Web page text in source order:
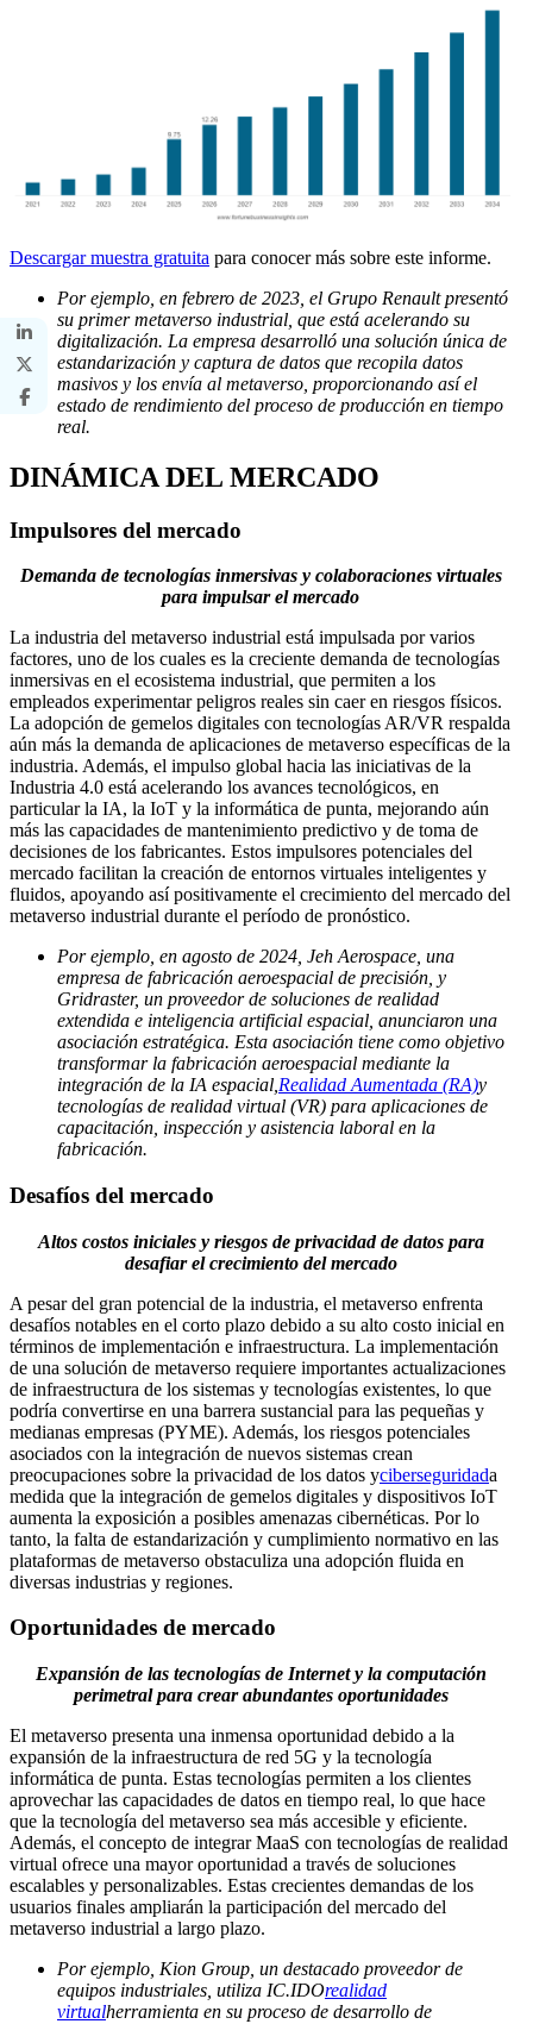
Descargar muestra gratuita para conocer más sobre este informe.
Por ejemplo, en febrero de 2023, el Grupo Renault presentó
su primer metaverso industrial, que está acelerando su
digitalización. La empresa desarrolló una solución única de
estandarización y captura de datos que recopila datos
masivos y los envía al metaverso, proporcionando así el
estado de rendimiento del proceso de producción en tiempo
real.
DINÁMICA DEL MERCADO
Impulsores del mercado
Demanda de tecnologías inmersivas y colaboraciones virtuales
para impulsar el mercado
La industria del metaverso industrial está impulsada por varios
factores, uno de los cuales es la creciente demanda de tecnologías
inmersivas en el ecosistema industrial, que permiten a los
empleados experimentar peligros reales sin caer en riesgos físicos.
La adopción de gemelos digitales con tecnologías AR/VR respalda
aún más la demanda de aplicaciones de metaverso específicas de la
industria. Además, el impulso global hacia las iniciativas de la
Industria 4.0 está acelerando los avances tecnológicos, en
particular la IA, la IoT y la informática de punta, mejorando aún
más las capacidades de mantenimiento predictivo y de toma de
decisiones de los fabricantes. Estos impulsores potenciales del
mercado facilitan la creación de entornos virtuales inteligentes y
fluidos, apoyando así positivamente el crecimiento del mercado del
metaverso industrial durante el período de pronóstico.
Por ejemplo, en agosto de 2024, Jeh Aerospace, una
empresa de fabricación aeroespacial de precisión, y
Gridraster, un proveedor de soluciones de realidad
extendida e inteligencia artificial espacial, anunciaron una
asociación estratégica. Esta asociación tiene como objetivo
transformar la fabricación aeroespacial mediante la
integración de la IA espacial, Realidad Aumentada (RA)y
tecnologías de realidad virtual (VR) para aplicaciones de
capacitación, inspección y asistencia laboral en la
fabricación.
Desafíos del mercado
Altos costos iniciales y riesgos de privacidad de datos para
desafiar el crecimiento del mercado
A pesar del gran potencial de la industria, el metaverso enfrenta
desafíos notables en el corto plazo debido a su alto costo inicial en
términos de implementación e infraestructura. La implementación
de una solución de metaverso requiere importantes actualizaciones
de infraestructura de los sistemas y tecnologías existentes, lo que
podría convertirse en una barrera sustancial para las pequeñas y
medianas empresas (PYME). Además, los riesgos potenciales
asociados con la integración de nuevos sistemas crean
preocupaciones sobre la privacidad de los datos yciberseguridada
medida que la integración de gemelos digitales y dispositivos IoT
aumenta la exposición a posibles amenazas cibernéticas. Por lo
tanto, la falta de estandarización y cumplimiento normativo en las
plataformas de metaverso obstaculiza una adopción fluida en
diversas industrias y regiones.
Oportunidades de mercado
Expansión de las tecnologías de Internet y la computación
perimetral para crear abundantes oportunidades
El metaverso presenta una inmensa oportunidad debido a la
expansión de la infraestructura de red 5G y la tecnología
informática de punta. Estas tecnologías permiten a los clientes
aprovechar las capacidades de datos en tiempo real, lo que hace
que la tecnología del metaverso sea más accesible y eficiente.
Además, el concepto de integrar MaaS con tecnologías de realidad
virtual ofrece una mayor oportunidad a través de soluciones
escalables y personalizables. Estas crecientes demandas de los
usuarios finales ampliarán la participación del mercado del
metaverso industrial a largo plazo.
Por ejemplo, Kion Group, un destacado proveedor de
equipos industriales, utiliza IC.IDOrealidad
virtualherramienta en su proceso de desarrollo de